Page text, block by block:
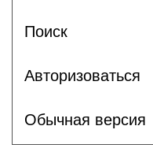
Поиск
Авторизоваться
Обычная версия